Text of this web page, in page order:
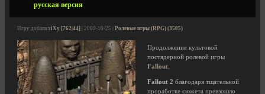
русская версия
Игру добавил iXy [762|44] | 2009-10-25 | Ролевые игры (RPG) (3505)
Продолжение культовой
постядерной ролевой игры
Fallout
Fallout 2 благодаря тщательной
проработке сюжета превзошло